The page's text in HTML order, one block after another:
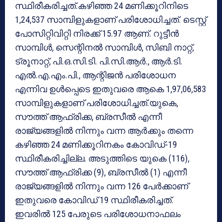
സ്ഥിരീകരിച്ചത്.കഴിഞ്ഞ 24 മണിക്കൂറിനിടെ
1,24,537 സാമ്പിളുകളാണ് പരിശോധിച്ചത്. ടെസ്റ്റ്
പോസിറ്റിവിറ്റി നിരക്ക് 15.97 ആണ്. റുട്ടീന്‍
സാമ്പിള്‍, സെന്റിനല്‍ സാമ്പിള്‍, സിബി നാറ്റ്,
ട്രൂനാറ്റ്, പി.ഒ.സി.ടി. പി.സി.ആര്‍., ആര്‍.ടി.
എല്‍.എ.എം.പി., ആന്റിജന്‍ പരിശോധന
എന്നിവ ഉള്‍പ്പെടെ ഇതുവരെ ആകെ 1,97,06,583
സാമ്പിളുകളാണ് പരിശോധിച്ചത്.യുകെ,
സൗത്ത് ആഫ്രിക്ക, ബ്രസീല്‍ എന്നീ
രാജ്യങ്ങളില്‍ നിന്നും വന്ന ആര്‍ക്കും തന്നെ
കഴിഞ്ഞ 24 മണിക്കൂറിനകം കോവിഡ്-19
സ്ഥിരീകരിച്ചില്ല. അടുത്തിടെ യുകെ (116),
സൗത്ത് ആഫ്രിക്ക (9), ബ്രസീല്‍ (1) എന്നീ
രാജ്യങ്ങളില്‍ നിന്നും വന്ന 126 പേര്‍ക്കാണ്
ഇതുവരെ കോവിഡ് 19 സ്ഥിരീകരിച്ചത്.
ഇവരില്‍ 125 പേരുടെ പരിശോധനാഫലം